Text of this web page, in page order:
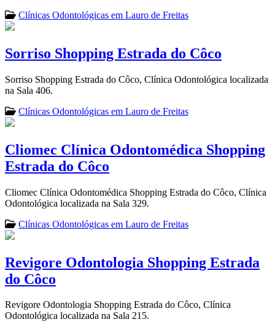
Clínicas Odontológicas em Lauro de Freitas
Sorriso Shopping Estrada do Côco
Sorriso Shopping Estrada do Côco, Clínica Odontológica localizada
na Sala 406.
Clínicas Odontológicas em Lauro de Freitas
Cliomec Clínica Odontomédica Shopping
Estrada do Côco
Cliomec Clínica Odontomédica Shopping Estrada do Côco, Clínica
Odontológica localizada na Sala 329.
Clínicas Odontológicas em Lauro de Freitas
Revigore Odontologia Shopping Estrada
do Côco
Revigore Odontologia Shopping Estrada do Côco, Clínica
Odontológica localizada na Sala 215.